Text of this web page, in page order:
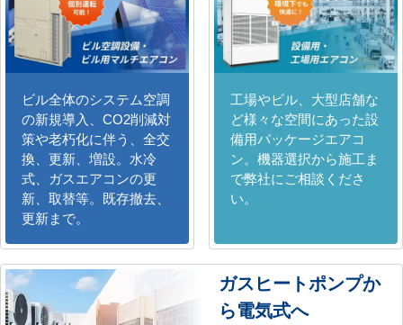
ビル全体のシステム空調
の新規導入、CO2削減対
策や老朽化に伴う、全交
換、更新、増設。水冷
式、ガスエアコンの更
新、取替等。既存撤去、
更新まで。
工場やビル、大型店舗な
ど様々な空間にあった設
備用パッケージエアコ
ン。機器選択から施工ま
で弊社にご相談くださ
い。
ガスヒートポンプか
ら電気式へ